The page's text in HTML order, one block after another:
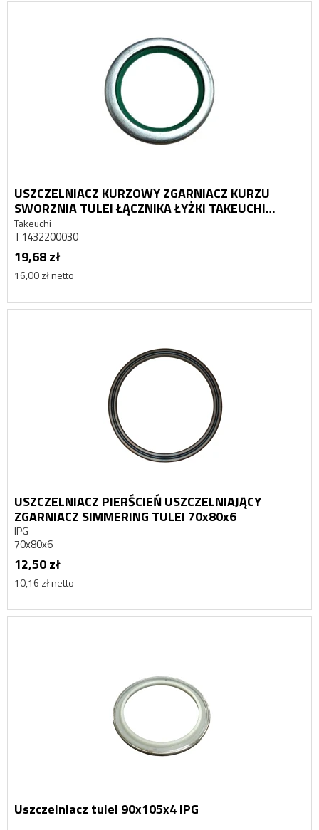
USZCZELNIACZ KURZOWY ZGARNIACZ KURZU
SWORZNIA TULEI ŁĄCZNIKA ŁYŻKI TAKEUCHI
1432200030
Takeuchi
T1432200030
19,68 zł
16,00 zł netto
USZCZELNIACZ PIERŚCIEŃ USZCZELNIAJĄCY
ZGARNIACZ SIMMERING TULEI 70x80x6
IPG
70x80x6
12,50 zł
10,16 zł netto
Uszczelniacz tulei 90x105x4 IPG